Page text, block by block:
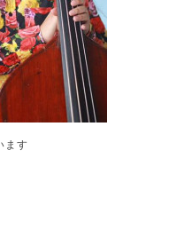
ます